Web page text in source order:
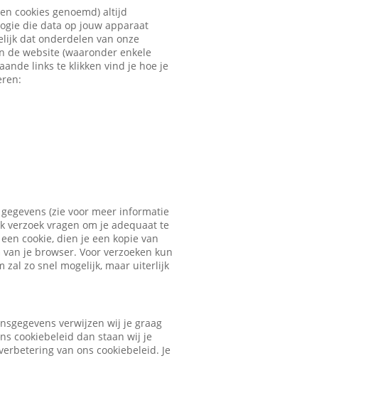
cookies genoemd) altijd
die data op jouw apparaat
dat onderdelen van onze
de website (waaronder enkele
links te klikken vind je hoe je
(zie voor meer informatie
vragen om je adequaat te
cookie, dien je een kopie van
je browser. Voor verzoeken kun
zal zo snel mogelijk, maar uiterlijk
verwijzen wij je graag
cookiebeleid dan staan wij je
van ons cookiebeleid. Je